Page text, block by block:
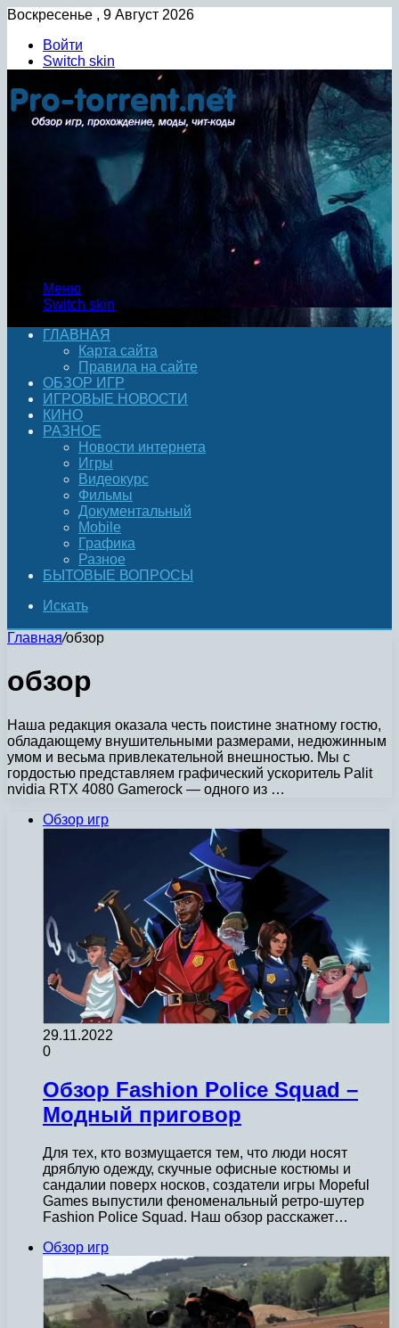
Воскресенье , 9 Август 2026
Войти
Switch skin
Меню
Switch skin
ГЛАВНАЯ
Карта сайта
Правила на сайте
ОБЗОР ИГР
ИГРОВЫЕ НОВОСТИ
КИНО
РАЗНОЕ
Новости интернета
Игры
Видеокурс
Фильмы
Документальный
Mobile
Графика
Разное
БЫТОВЫЕ ВОПРОСЫ
Искать
Главная/обзор
обзор
Наша редакция оказала честь поистине знатному гостю,
обладающему внушительными размерами, недюжинным
умом и весьма привлекательной внешностью. Мы с
гордостью представляем графический ускоритель Palit
nvidia RTX 4080 Gamerock — одного из …
Обзор игр
29.11.2022
0
Обзор Fashion Police Squad –
Модный приговор
Для тех, кто возмущается тем, что люди носят
дряблую одежду, скучные офисные костюмы и
сандалии поверх носков, создатели игры Mopeful
Games выпустили феноменальный ретро-шутер
Fashion Police Squad. Наш обзор расскажет…
Обзор игр